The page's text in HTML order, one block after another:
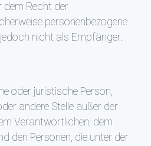
dem Recht der
personenbezogene
nicht als Empfänger.
oder juristische Person,
andere Stelle außer der
Verantwortlichen, dem
den Personen, die unter der